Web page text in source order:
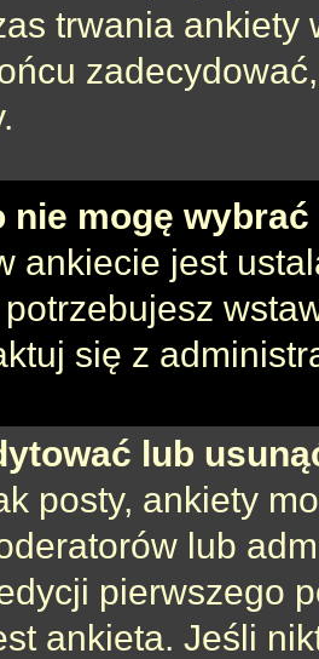
trwania ankiety
nie mogę
ankiecie jest
się z
lub
posty, ankiety
lub
pierwszego
ankieta. Jeśli